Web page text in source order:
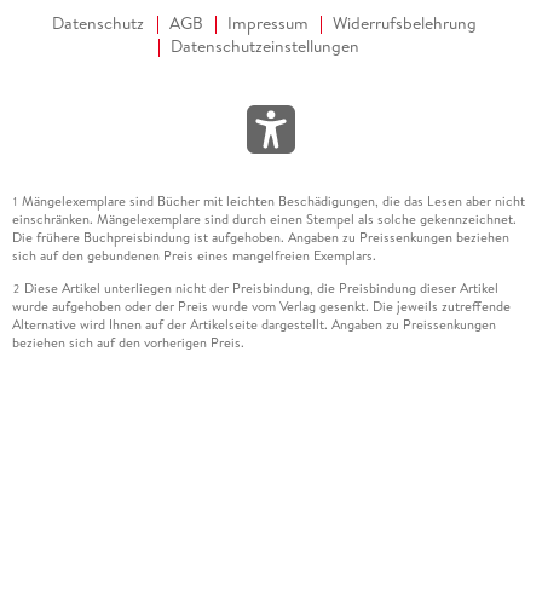
Datenschutz AGB Impressum
Widerrufsbelehrung
Datenschutzeinstellungen
1 Mängelexemplare sind Bücher mit leichten Beschädigungen, die das Lesen aber nicht
einschränken. Mängelexemplare sind durch einen Stempel als solche gekennzeichnet.
Die frühere Buchpreisbindung ist aufgehoben. Angaben zu Preissenkungen beziehen
sich auf den gebundenen Preis eines mangelfreien Exemplars.
2 Diese Artikel unterliegen nicht der Preisbindung, die Preisbindung dieser Artikel
wurde aufgehoben oder der Preis wurde vom Verlag gesenkt. Die jeweils zutreffende
Alternative wird Ihnen auf der Artikelseite dargestellt. Angaben zu Preissenkungen
beziehen sich auf den vorherigen Preis.